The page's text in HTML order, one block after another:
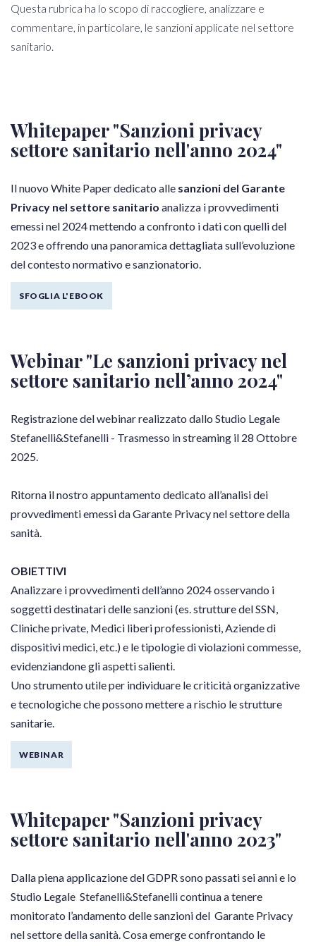
Questa rubrica ha lo scopo di raccogliere, analizzare e
commentare, in particolare, le sanzioni applicate nel settore
sanitario.
Whitepaper "Sanzioni privacy
settore sanitario nell'anno 2024"
Il nuovo White Paper dedicato alle sanzioni del Garante
Privacy nel settore sanitario analizza i provvedimenti
emessi nel 2024 mettendo a confronto i dati con quelli del
2023 e offrendo una panoramica dettagliata sull’evoluzione
del contesto normativo e sanzionatorio.
SFOGLIA L'EBOOK
Webinar "Le sanzioni privacy nel
settore sanitario nell’anno 2024"
Registrazione del webinar realizzato dallo Studio Legale
Stefanelli&Stefanelli - Trasmesso in streaming il 28 Ottobre
2025.
Ritorna il nostro appuntamento dedicato all’analisi dei
provvedimenti emessi da Garante Privacy nel settore della
sanità.
OBIETTIVI
Analizzare i provvedimenti dell’anno 2024 osservando i
soggetti destinatari delle sanzioni (es. strutture del SSN,
Cliniche private, Medici liberi professionisti, Aziende di
dispositivi medici, etc.) e le tipologie di violazioni commesse,
evidenziandone gli aspetti salienti.
Uno strumento utile per individuare le criticità organizzative
e tecnologiche che possono mettere a rischio le strutture
sanitarie.
WEBINAR
Whitepaper "Sanzioni privacy
settore sanitario nell'anno 2023"
Dalla piena applicazione del GDPR sono passati sei anni e lo
Studio Legale Stefanelli&Stefanelli continua a tenere
monitorato l’andamento delle sanzioni del Garante Privacy
nel settore della sanità. Cosa emerge confrontando le